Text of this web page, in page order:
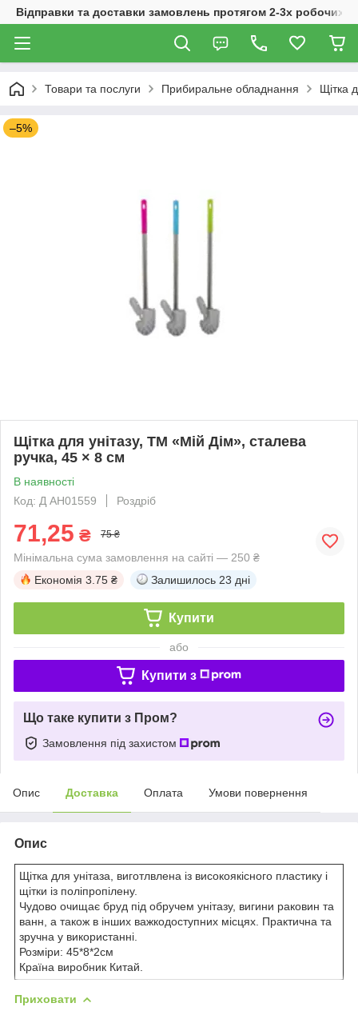
Відправки та доставки замовлень протягом 2-3х робочих
Товари та послуги Прибиральне обладнання Щітка
–5%
Щітка для унітазу, ТМ «Мій Дім», сталева
ручка, 45 × 8 см
В наявності
Код: Д AH01559
Роздріб
71,25 ₴ 75 ₴
Мінімальна сума замовлення на сайті — 250 ₴
Економія 3.75 ₴ Залишилось 23 дні
Купити
або
Купити з
Що таке купити з Пром?
Замовлення під захистом
Опис Доставка Оплата Умови повернення
Опис
Щітка для унітаза, виготлвлена із високоякісного пластику і
щітки із поліпропілену.
Чудово очищає бруд під обручем унітазу, вигини раковин та
ванн, а також в інших важкодоступних місцях. Практична та
зручна у використанні.
Розміри: 45*8*2см
Країна виробник Китай.
Приховати